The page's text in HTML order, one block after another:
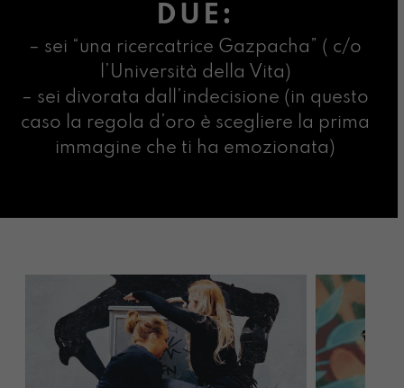
DUE:
– sei “una ricercatrice Gazpacha” ( c/o
l’Università della Vita)
– sei divorata dall’indecisione (in questo
caso la regola d’oro è scegliere la prima
immagine che ti ha emozionata)